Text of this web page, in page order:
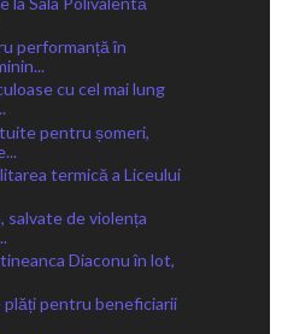
performanță în
cu cel mai lung
pentru șomeri,
termică a Liceului
salvate de violența
Diaconu în lot,
plăți pentru beneficiarii